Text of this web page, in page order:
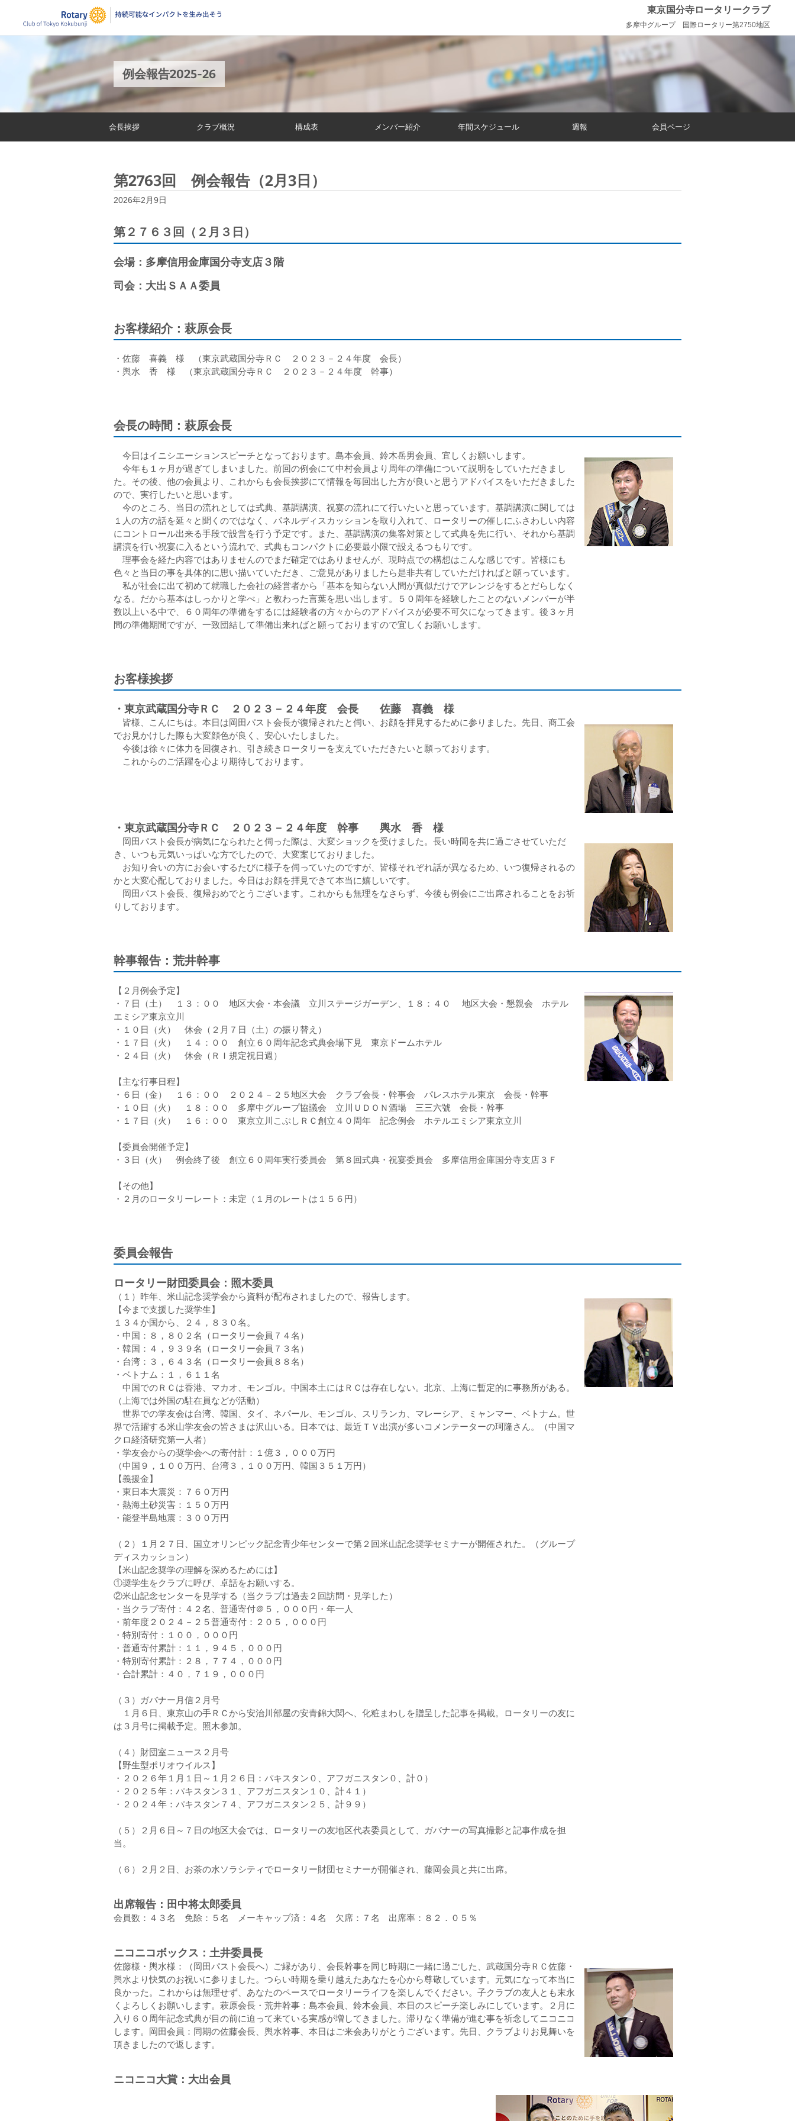
東京国分寺ロータリークラブ
多摩中グループ 国際ロータリー第2750地区
例会報告2025-26
会長挨拶 クラブ概況 構成表 メンバー紹介 年間スケジュール 週報 会員ページ
第2763回 例会報告（2月3日）
2026年2月9日
第２７６３回（２月３日）
会場：多摩信用金庫国分寺支店３階
司会：大出ＳＡＡ委員
お客様紹介：萩原会長
・佐藤 喜義 様 （東京武蔵国分寺ＲＣ ２０２３－２４年度 会長）
・輿水 香 様 （東京武蔵国分寺ＲＣ ２０２３－２４年度 幹事）
会長の時間：萩原会長
今日はイニシエーションスピーチとなっております。島本会員、鈴木岳男会員、宜しくお願いします。
今年も１ヶ月が過ぎてしまいました。前回の例会にて中村会員より周年の準備について説明をしていただきまし
た。その後、他の会員より、これからも会長挨拶にて情報を毎回出した方が良いと思うアドバイスをいただきました
ので、実行したいと思います。
今のところ、当日の流れとしては式典、基調講演、祝宴の流れにて行いたいと思っています。基調講演に関しては
１人の方の話を延々と聞くのではなく、パネルディスカッションを取り入れて、ロータリーの催しにふさわしい内容
にコントロール出来る手段で設営を行う予定です。また、基調講演の集客対策として式典を先に行い、それから基調
講演を行い祝宴に入るという流れで、式典もコンパクトに必要最小限で設えるつもりです。
理事会を経た内容ではありませんのでまだ確定ではありませんが、現時点での構想はこんな感じです。皆様にも
色々と当日の事を具体的に思い描いていただき、ご意見がありましたら是非共有していただければと願っています。
私が社会に出て初めて就職した会社の経営者から「基本を知らない人間が真似だけでアレンジをするとだらしなく
なる。だから基本はしっかりと学べ」と教わった言葉を思い出します。５０周年を経験したことのないメンバーが半
数以上いる中で、６０周年の準備をするには経験者の方々からのアドバイスが必要不可欠になってきます。後３ヶ月
間の準備期間ですが、一致団結して準備出来ればと願っておりますので宜しくお願いします。
お客様挨拶
・東京武蔵国分寺ＲＣ ２０２３－２４年度 会長 佐藤 喜義 様
皆様、こんにちは。本日は岡田パスト会長が復帰されたと伺い、お顔を拝見するために参りました。先日、商工会
でお見かけした際も大変顔色が良く、安心いたしました。
今後は徐々に体力を回復され、引き続きロータリーを支えていただきたいと願っております。
これからのご活躍を心より期待しております。
・東京武蔵国分寺ＲＣ ２０２３－２４年度 幹事 輿水 香 様
岡田パスト会長が病気になられたと伺った際は、大変ショックを受けました。長い時間を共に過ごさせていただ
き、いつも元気いっぱいな方でしたので、大変案じておりました。
お知り合いの方にお会いするたびに様子を伺っていたのですが、皆様それぞれ話が異なるため、いつ復帰されるの
かと大変心配しておりました。今日はお顔を拝見できて本当に嬉しいです。
岡田パスト会長、復帰おめでとうございます。これからも無理をなさらず、今後も例会にご出席されることをお祈
りしております。
幹事報告：荒井幹事
【２月例会予定】
・７日（土） １３：００ 地区大会・本会議 立川ステージガーデン、１８：４０ 地区大会・懇親会 ホテル
エミシア東京立川
・１０日（火） 休会（２月７日（土）の振り替え）
・１７日（火） １４：００ 創立６０周年記念式典会場下見 東京ドームホテル
・２４日（火） 休会（ＲＩ規定祝日週）
【主な行事日程】
・６日（金） １６：００ ２０２４－２５地区大会 クラブ会長・幹事会 パレスホテル東京 会長・幹事
・１０日（火） １８：００ 多摩中グループ協議会 立川ＵＤＯＮ酒場 三三六號 会長・幹事
・１７日（火） １６：００ 東京立川こぶしＲＣ創立４０周年 記念例会 ホテルエミシア東京立川
【委員会開催予定】
・３日（火） 例会終了後 創立６０周年実行委員会 第８回式典・祝宴委員会 多摩信用金庫国分寺支店３Ｆ
【その他】
・２月のロータリーレート：未定（１月のレートは１５６円）
委員会報告
ロータリー財団委員会：照木委員
（１）昨年、米山記念奨学会から資料が配布されましたので、報告します。
【今まで支援した奨学生】
１３４か国から、２４，８３０名。
・中国：８，８０２名（ロータリー会員７４名）
・韓国：４，９３９名（ロータリー会員７３名）
・台湾：３，６４３名（ロータリー会員８８名）
・ベトナム：１，６１１名
中国でのＲＣは香港、マカオ、モンゴル。中国本土にはＲＣは存在しない。北京、上海に暫定的に事務所がある。
（上海では外国の駐在員などが活動）
世界での学友会は台湾、韓国、タイ、ネパール、モンゴル、スリランカ、マレーシア、ミャンマー、ベトナム。世
界で活躍する米山学友会の皆さまは沢山いる。日本では、最近ＴＶ出演が多いコメンテーターの珂隆さん。（中国マ
クロ経済研究第一人者）
・学友会からの奨学会への寄付計：１億３，０００万円
（中国９，１００万円、台湾３，１００万円、韓国３５１万円）
【義援金】
・東日本大震災：７６０万円
・熱海土砂災害：１５０万円
・能登半島地震：３００万円
（２）１月２７日、国立オリンピック記念青少年センターで第２回米山記念奨学セミナーが開催された。（グループ
ディスカッション）
【米山記念奨学の理解を深めるためには】
①奨学生をクラブに呼び、卓話をお願いする。
②米山記念センターを見学する（当クラブは過去２回訪問・見学した）
・当クラブ寄付：４２名、普通寄付＠５，０００円・年一人
・前年度２０２４－２５普通寄付：２０５，０００円
・特別寄付：１００，０００円
・普通寄付累計：１１，９４５，０００円
・特別寄付累計：２８，７７４，０００円
・合計累計：４０，７１９，０００円
（３）ガバナー月信２月号
１月６日、東京山の手ＲＣから安治川部屋の安青錦大関へ、化粧まわしを贈呈した記事を掲載。ロータリーの友に
は３月号に掲載予定。照木参加。
（４）財団室ニュース２月号
【野生型ポリオウイルス】
・２０２６年１月１日～１月２６日：パキスタン０、アフガニスタン０、計０）
・２０２５年：パキスタン３１、アフガニスタン１０、計４１）
・２０２４年：パキスタン７４、アフガニスタン２５、計９９）
（５）２月６日～７日の地区大会では、ロータリーの友地区代表委員として、ガバナーの写真撮影と記事作成を担
当。
（６）２月２日、お茶の水ソラシティでロータリー財団セミナーが開催され、藤岡会員と共に出席。
出席報告：田中将太郎委員
会員数：４３名 免除：５名 メーキャップ済：４名 欠席：７名 出席率：８２．０５％
ニコニコボックス：土井委員長
佐藤様・輿水様：（岡田パスト会長へ）ご縁があり、会長幹事を同じ時期に一緒に過ごした、武蔵国分寺ＲＣ佐藤・
輿水より快気のお祝いに参りました。つらい時期を乗り越えたあなたを心から尊敬しています。元気になって本当に
良かった。これからは無理せず、あなたのペースでロータリーライフを楽しんでください。子クラブの友人とも末永
くよろしくお願いします。萩原会長・荒井幹事：島本会員、鈴木会員、本日のスピーチ楽しみにしています。２月に
入り６０周年記念式典が目の前に迫って来ている実感が増してきました。滞りなく準備が進む事を祈念してニコニコ
します。岡田会員：同期の佐藤会長、輿水幹事、本日はご来会ありがとうございます。先日、クラブよりお見舞いを
頂きましたので返します。
ニコニコ大賞：大出会員